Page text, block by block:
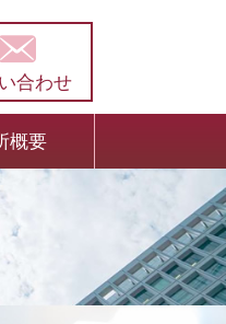
合わせ
概要